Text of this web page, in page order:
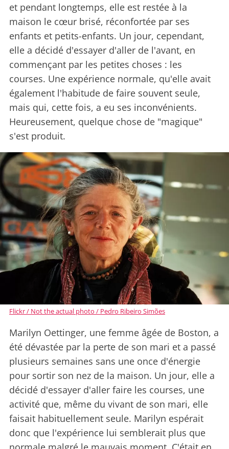
et pendant longtemps, elle est restée à la
maison le cœur brisé, réconfortée par ses
enfants et petits-enfants. Un jour, cependant,
elle a décidé d'essayer d'aller de l'avant, en
commençant par les petites choses : les
courses. Une expérience normale, qu'elle avait
également l'habitude de faire souvent seule,
mais qui, cette fois, a eu ses inconvénients.
Heureusement, quelque chose de "magique"
s'est produit.
Flickr / Not the actual photo / Pedro Ribeiro Simões
Marilyn Oettinger, une femme âgée de Boston, a
été dévastée par la perte de son mari et a passé
plusieurs semaines sans une once d'énergie
pour sortir son nez de la maison. Un jour, elle a
décidé d'essayer d'aller faire les courses, une
activité que, même du vivant de son mari, elle
faisait habituellement seule. Marilyn espérait
donc que l'expérience lui semblerait plus que